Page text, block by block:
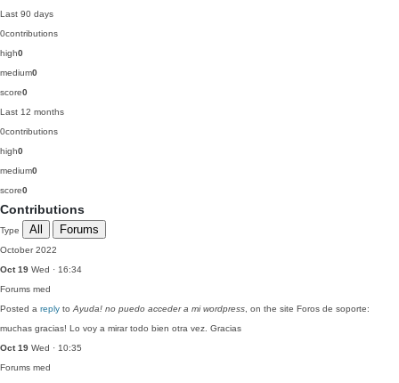
Last 90 days
0contributions
high0
medium0
score0
Last 12 months
0contributions
high0
medium0
score0
Contributions
Type All Forums
October 2022
Oct 19 Wed · 16:34
Forums med
Posted a reply to Ayuda! no puedo acceder a mi wordpress , on the site Foros de soporte:
muchas gracias! Lo voy a mirar todo bien otra vez. Gracias
Oct 19 Wed · 10:35
Forums med